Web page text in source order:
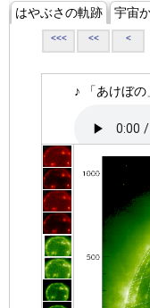
はやぶさの軌跡 宇宙
<<< << <
♪ 「あけぼの